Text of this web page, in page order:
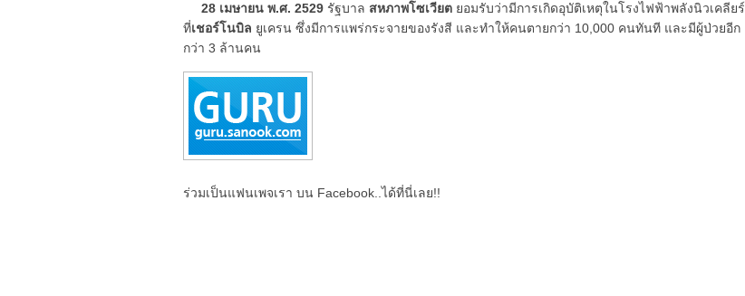
28 เมษายน พ.ศ. 2529 รัฐบาล สหภาพโซเวียต ยอมรับว่ามีการเกิดอุบัติเหตุในโรงไฟฟ้าพลังนิวเคลียร์
ที่เชอร์โนบิล ยูเครน ซึ่งมีการแพร่กระจายของรังสี และทำให้คนตายกว่า 10,000 คนทันที และมีผู้ป่วยอีก
กว่า 3 ล้านคน
ร่วมเป็นแฟนเพจเรา บน Facebook..ได้ที่นี่เลย!!